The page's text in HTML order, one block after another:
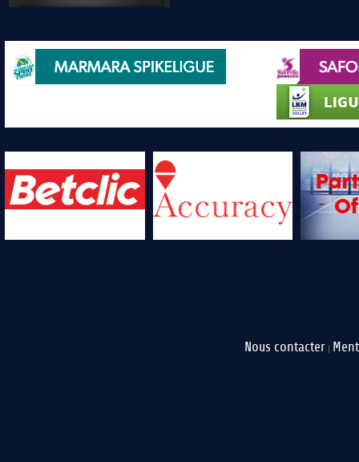
Nous contacter |